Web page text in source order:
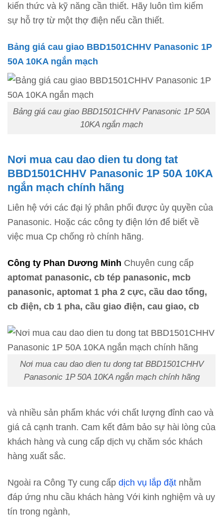
kiến thức và kỹ năng cần thiết. Hãy luôn tìm kiếm
sự hỗ trợ từ một thợ điện nếu cần thiết.
Bảng giá cau giao BBD1501CHHV Panasonic 1P
50A 10KA ngắn mạch
Bảng giá cau giao BBD1501CHHV Panasonic 1P 50A
10KA ngắn mạch
Nơi mua cau dao dien tu dong tat
BBD1501CHHV Panasonic 1P 50A 10KA
ngắn mạch chính hãng
Liên hệ với các đại lý phân phối được ủy quyền của
Panasonic. Hoặc các công ty điện lớn để biết về
việc mua Cp chống rò chính hãng.
Công ty Phan Dương Minh Chuyên cung cấp
aptomat panasonic, cb tép panasonic, mcb
panasonic, aptomat 1 pha 2 cực, cầu dao tổng,
cb điện, cb 1 pha, cầu giao điện, cau giao, cb
Nơi mua cau dao dien tu dong tat BBD1501CHHV
Panasonic 1P 50A 10KA ngắn mạch chính hãng
và nhiều sản phẩm khác với chất lượng đỉnh cao và
giá cả cạnh tranh. Cam kết đảm bảo sự hài lòng của
khách hàng và cung cấp dịch vụ chăm sóc khách
hàng xuất sắc.
Ngoài ra Công Ty cung cấp dịch vụ lắp đặt nhằm
đáp ứng nhu cầu khách hàng Với kinh nghiệm và uy
tín trong ngành,